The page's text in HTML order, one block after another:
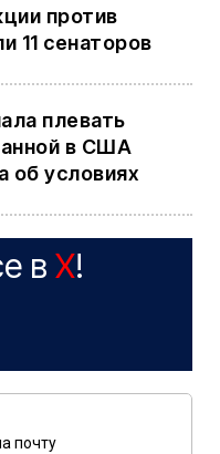
против
11 сенаторов
плевать
в США
об условиях
в X!